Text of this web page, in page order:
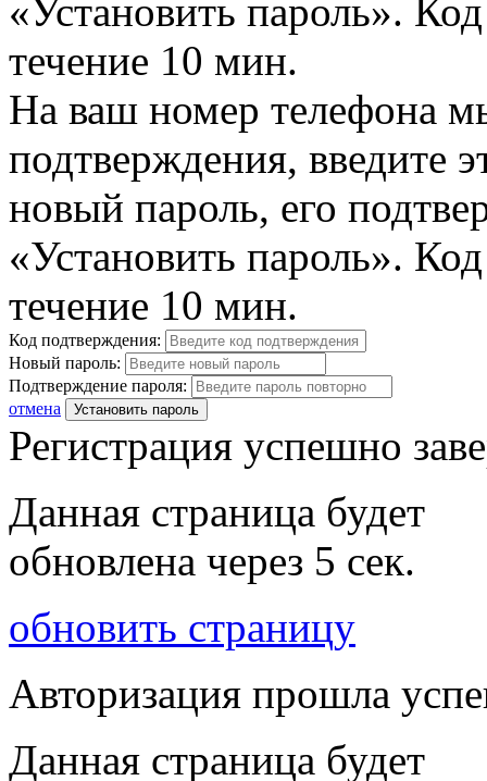
«Установить пароль».
течение 10 мин.
На ваш номер телефона
подтверждения, введите
новый пароль, его
«Установить пароль».
течение 10 мин.
Код подтверждения:
Новый пароль:
Подтверждение пароля:
отмена
Установить пароль
Регистрация успешно
Данная страница будет
обновлена через 5 сек.
обновить страницу
Авторизация прошла
Данная страница будет